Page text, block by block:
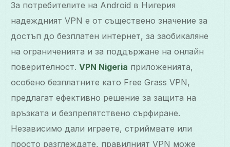
За потребителите на Android в Нигерия
надеждният VPN е от съществено значение за
достъп до безплатен интернет, за заобикаляне
на ограниченията и за поддържане на онлайн
поверителност.VPN Nigeria приложенията,
особено безплатните като Free Grass VPN,
предлагат ефективно решение за защита на
връзката и безпрепятствено сърфиране.
Независимо дали играете, стриймвате или
просто разглеждате, правилният VPN може